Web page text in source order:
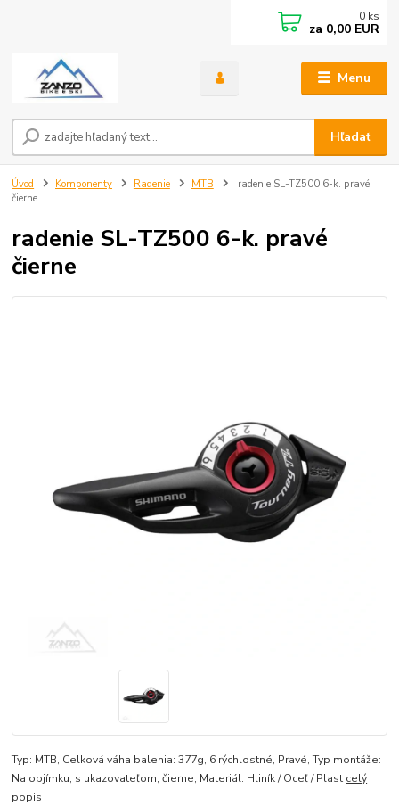
Menu
Hľadať
0 ks
za 0,00 EUR
Úvod Komponenty Radenie MTB
radenie SL-TZ500 6-k. pravé
čierne
radenie SL-TZ500 6-k. pravé
čierne
Typ: MTB, Celková váha balenia: 377g, 6 rýchlostné, Pravé, Typ montáže:
Na objímku, s ukazovateľom, čierne, Materiál: Hliník / Oceľ / Plast celý
popis